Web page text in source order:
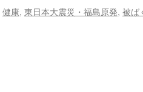
健康, 東日本大震災・福島原発, 被ば